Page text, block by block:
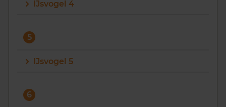
IJsvogel 4
5
IJsvogel 5
6